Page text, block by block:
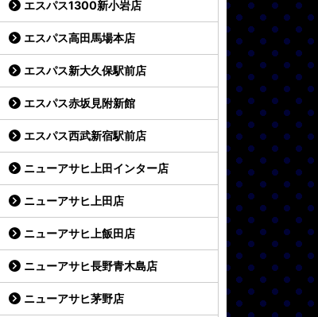
エスパス1300新小岩店
エスパス高田馬場本店
エスパス新大久保駅前店
エスパス赤坂見附新館
エスパス西武新宿駅前店
ニューアサヒ上田インター店
ニューアサヒ上田店
ニューアサヒ上飯田店
ニューアサヒ長野青木島店
ニューアサヒ茅野店